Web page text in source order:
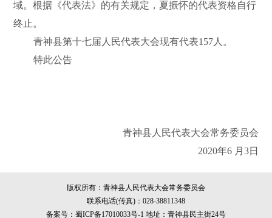
域。根据《代表法》的有关规定，夏振怀的代表资格自行
终止。
青神县第十七届人民代表大会现有代表157人。
特此公告
青神县人民代表大会常务委员会
2020年6 月3日
版权所有：青神县人民代表大会常务委员会
联系电话(传真)：028-38811348
备案号：蜀ICP备17010033号-1 地址：青神县民主街24号